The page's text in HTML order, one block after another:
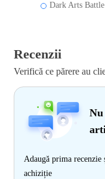
Dark Arts
Recenzii
Verifică ce părere au
Nu
Adaugă prima recenzie
achiziție